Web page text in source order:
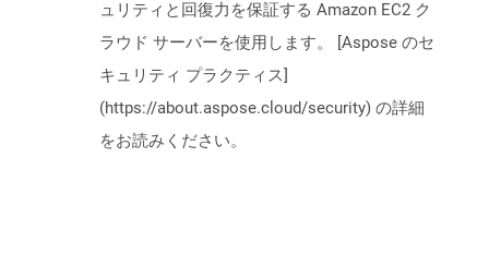
ュリティと回復力を保証する Amazon EC2 ク
ラウド サーバーを使用します。 [Aspose のセ
キュリティ プラクティス]
(https://about.aspose.cloud/security) の詳細
をお読みください。